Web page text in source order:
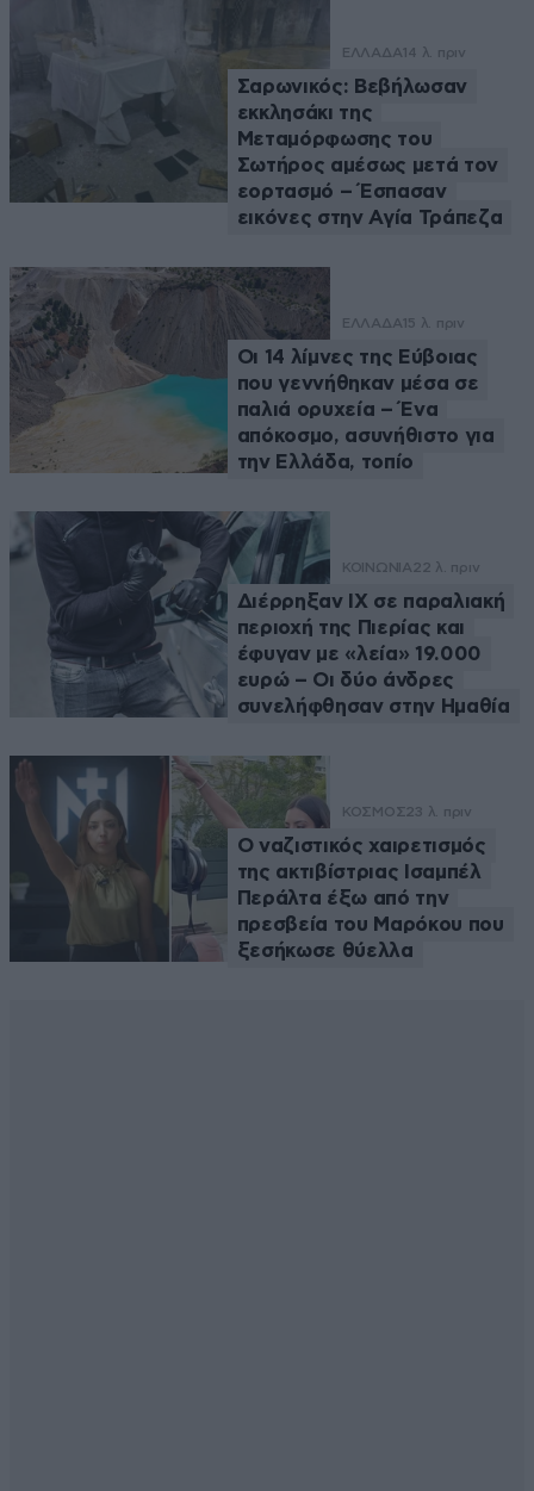
ΕΛΛΑΔΑ 14 λ. πριν
Σαρωνικός: Βεβήλωσαν
εκκλησάκι της
Μεταμόρφωσης του
Σωτήρος αμέσως μετά τον
εορτασμό – Έσπασαν
εικόνες στην Αγία Τράπεζα
ΕΛΛΑΔΑ 15 λ. πριν
Οι 14 λίμνες της Εύβοιας
που γεννήθηκαν μέσα σε
παλιά ορυχεία – Ένα
απόκοσμο, ασυνήθιστο για
την Ελλάδα, τοπίο
ΚΟΙΝΩΝΙΑ22 λ. πριν
Διέρρηξαν ΙΧ σε παραλιακή
περιοχή της Πιερίας και
έφυγαν με «λεία» 19.000
ευρώ – Οι δύο άνδρες
συνελήφθησαν στην Ημαθία
ΚΟΣΜΟΣ23 λ. πριν
Ο ναζιστικός χαιρετισμός
της ακτιβίστριας Ισαμπέλ
Περάλτα έξω από την
πρεσβεία του Μαρόκου που
ξεσήκωσε θύελλα